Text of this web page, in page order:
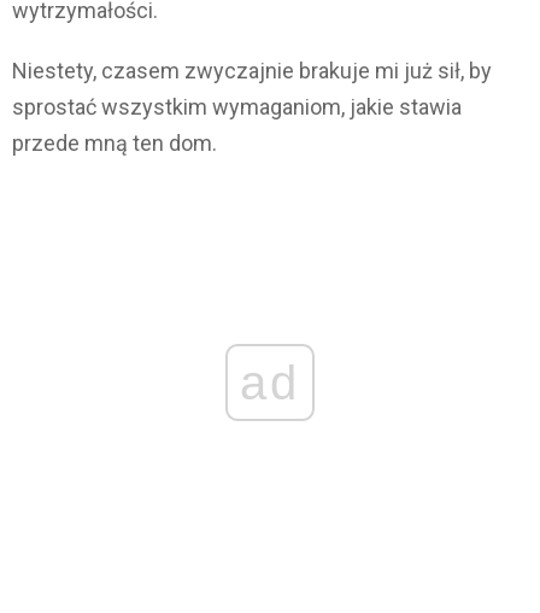
wytrzymałości.
Niestety, czasem zwyczajnie brakuje mi już sił, by
sprostać wszystkim wymaganiom, jakie stawia
przede mną ten dom.
ad